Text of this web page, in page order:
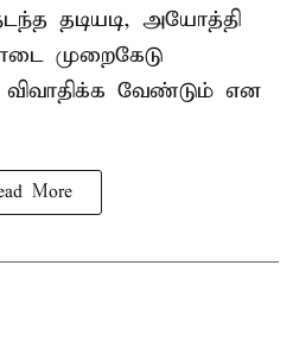
தடியடி, அயோத்தி
முறைகேடு
விவாதிக்க வேண்டும் என
More